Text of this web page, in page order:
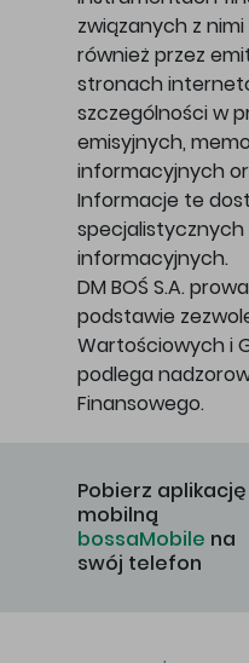
związanych z
również przez
stronach
szczególności w
emisyjnych,
informacyjnych
Informacje te
specjalistycznych
informacyjnych.
DM BOŚ S.A.
podstawie
Wartościowych i
podlega
Finansowego.
Pobierz aplikację
mobilną
bossaMobile na
swój telefon